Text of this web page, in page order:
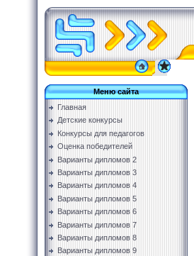
Меню сайта
Главная
Детские конкурсы
Конкурсы для педагогов
Оценка победителей
Варианты дипломов 2
Варианты дипломов 3
Варианты дипломов 4
Варианты дипломов 5
Варианты дипломов 6
Варианты дипломов 7
Варианты дипломов 8
Варианты дипломов 9